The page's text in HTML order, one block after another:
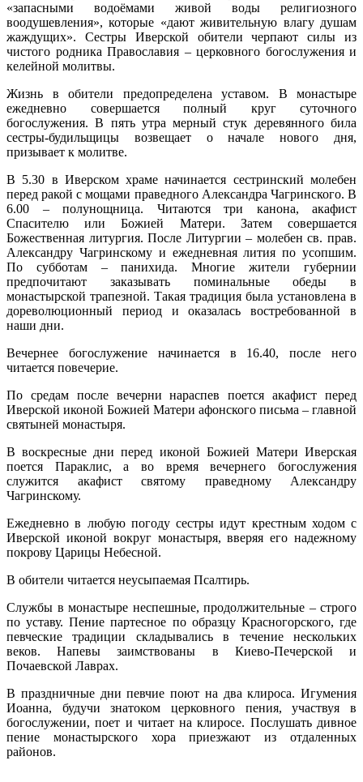
«запасными водоёмами живой воды религиозного
воодушевления», которые «дают живительную влагу душам
жаждущих». Сестры Иверской обители черпают силы из
чистого родника Православия – церковного богослужения и
келейной молитвы.
Жизнь в обители предопределена уставом. В монастыре
ежедневно совершается полный круг суточного
богослужения. В пять утра мерный стук деревянного била
сестры-будильщицы возвещает о начале нового дня,
призывает к молитве.
В 5.30 в Иверском храме начинается сестринский молебен
перед ракой с мощами праведного Александра Чагринского. В
6.00 – полунощница. Читаются три канона, акафист
Спасителю или Божией Матери. Затем совершается
Божественная литургия. После Литургии – молебен св. прав.
Александру Чагринскому и ежедневная лития по усопшим.
По субботам – панихида. Многие жители губернии
предпочитают заказывать поминальные обеды в
монастырской трапезной. Такая традиция была установлена в
дореволюционный период и оказалась востребованной в
наши дни.
Вечернее богослужение начинается в 16.40, после него
читается повечерие.
По средам после вечерни нараспев поется акафист перед
Иверской иконой Божией Матери афонского письма – главной
святыней монастыря.
В воскресные дни перед иконой Божией Матери Иверская
поется Параклис, а во время вечернего богослужения
служится акафист святому праведному Александру
Чагринскому.
Ежедневно в любую погоду сестры идут крестным ходом с
Иверской иконой вокруг монастыря, вверяя его надежному
покрову Царицы Небесной.
В обители читается неусыпаемая Псалтирь.
Службы в монастыре неспешные, продолжительные – строго
по уставу. Пение партесное по образцу Красногорского, где
певческие традиции складывались в течение нескольких
веков. Напевы заимствованы в Киево-Печерской и
Почаевской Лаврах.
В праздничные дни певчие поют на два клироса. Игумения
Иоанна, будучи знатоком церковного пения, участвуя в
богослужении, поет и читает на клиросе. Послушать дивное
пение монастырского хора приезжают из отдаленных
районов.